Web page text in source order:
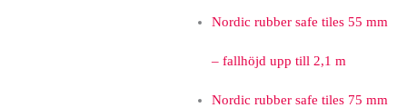
Nordic rubber safe tiles 55 mm
– fallhöjd upp till 2,1 m
Nordic rubber safe tiles 75 mm